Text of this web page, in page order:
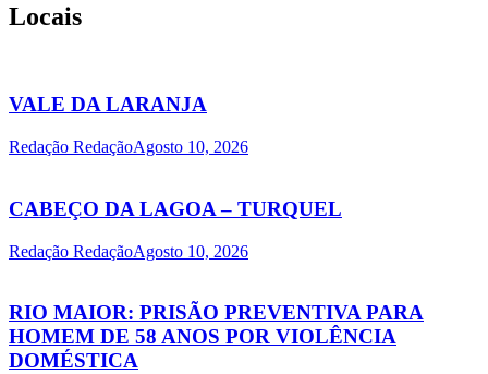
Locais
VALE DA LARANJA
Redação RedaçãoAgosto 10, 2026
CABEÇO DA LAGOA – TURQUEL
Redação RedaçãoAgosto 10, 2026
RIO MAIOR: PRISÃO PREVENTIVA PARA
HOMEM DE 58 ANOS POR VIOLÊNCIA
DOMÉSTICA